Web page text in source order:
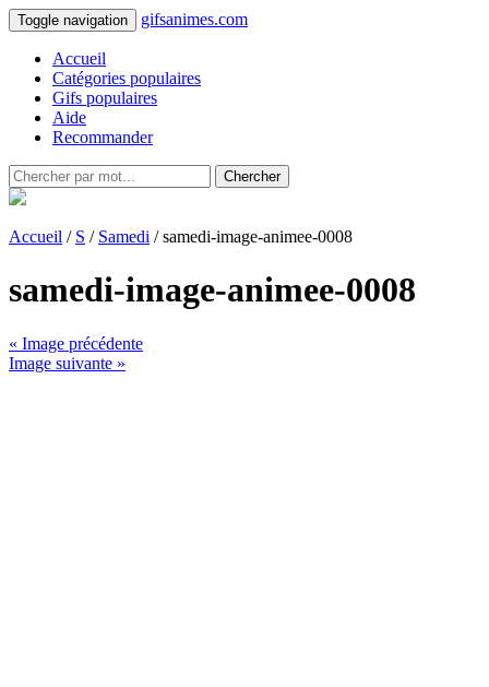
Toggle navigation gifsanimes.com
Accueil
Catégories populaires
Gifs populaires
Aide
Recommander
Chercher
Accueil / S / Samedi / samedi-image-animee-0008
samedi-image-animee-0008
« Image précédente
Image suivante »